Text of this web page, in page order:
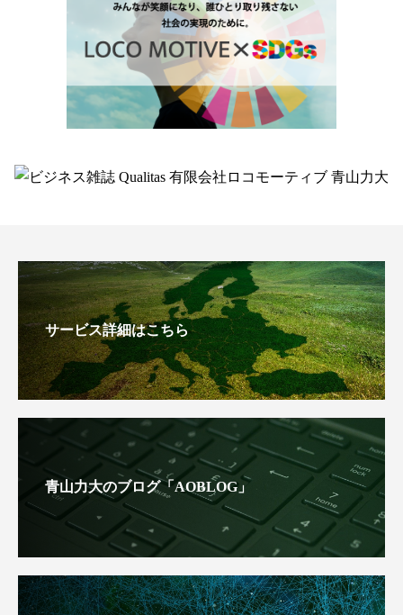
サービス詳細はこちら
青山力大のブログ「AOBLOG」